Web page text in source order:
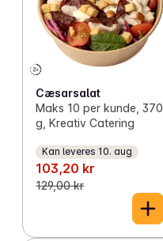
Cæsarsalat
Maks 10 per kunde, 370
g, Kreativ Catering
Kan leveres 10. aug
103,20 kr
129,00 kr